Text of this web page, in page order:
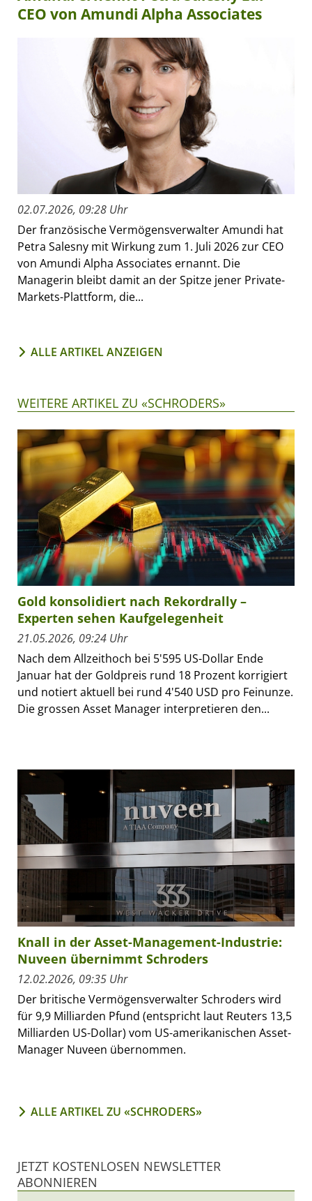
CEO von Amundi Alpha Associates
02.07.2026, 09:28 Uhr
Der französische Vermögensverwalter Amundi hat
Petra Salesny mit Wirkung zum 1. Juli 2026 zur CEO
von Amundi Alpha Associates ernannt. Die
Managerin bleibt damit an der Spitze jener Private-
Markets-Plattform, die...
ALLE ARTIKEL ANZEIGEN
WEITERE ARTIKEL ZU «SCHRODERS»
Gold konsolidiert nach Rekordrally –
Experten sehen Kaufgelegenheit
21.05.2026, 09:24 Uhr
Nach dem Allzeithoch bei 5'595 US-Dollar Ende
Januar hat der Goldpreis rund 18 Prozent korrigiert
und notiert aktuell bei rund 4'540 USD pro Feinunze.
Die grossen Asset Manager interpretieren den...
Knall in der Asset-Management-Industrie:
Nuveen übernimmt Schroders
12.02.2026, 09:35 Uhr
Der britische Vermögensverwalter Schroders wird
für 9,9 Milliarden Pfund (entspricht laut Reuters 13,5
Milliarden US-Dollar) vom US-amerikanischen Asset-
Manager Nuveen übernommen.
ALLE ARTIKEL ZU «SCHRODERS»
JETZT KOSTENLOSEN NEWSLETTER
ABONNIEREN